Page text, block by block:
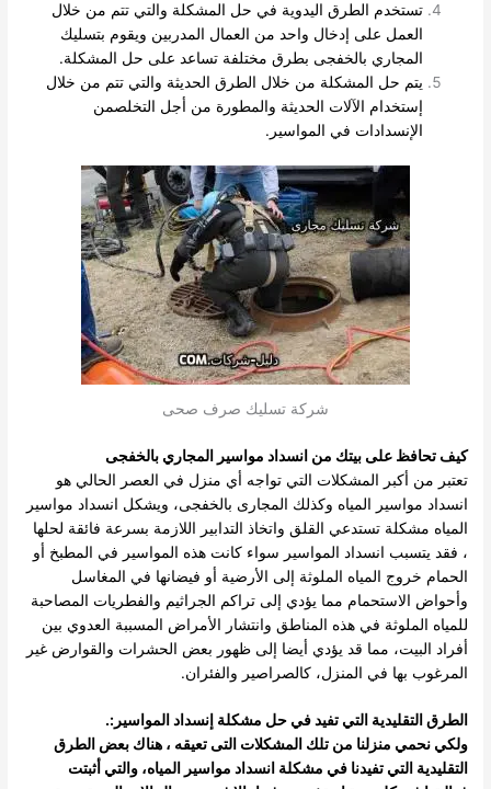
تستخدم الطرق اليدوية في حل المشكلة والتي تتم من خلال
العمل على إدخال واحد من العمال المدربين ويقوم بتسليك
المجاري بالخفجى بطرق مختلفة تساعد على حل المشكلة.
يتم حل المشكلة من خلال الطرق الحديثة والتي تتم من خلال
إستخدام الآلات الحديثة والمطورة من أجل التخلصمن
الإنسدادات في المواسير.
شركة تسليك صرف صحى
كيف تحافظ على بيتك من انسداد مواسير المجاري بالخفجى
تعتبر من أكبر المشكلات التي تواجه أي منزل في العصر الحالي هو
انسداد مواسير المياه وكذلك المجارى بالخفجى، ويشكل انسداد مواسير
المياه مشكلة تستدعي القلق واتخاذ التدابير اللازمة بسرعة فائقة لحلها
، فقد يتسبب انسداد المواسير سواء كانت هذه المواسير في المطبخ أو
الحمام خروج المياه الملوثة إلى الأرضية أو فيضانها في المغاسل
وأحواض الاستحمام مما يؤدي إلى تراكم الجراثيم والفطريات المصاحبة
للمياه الملوثة في هذه المناطق وانتشار الأمراض المسببة العدوي بين
أفراد البيت، مما قد يؤدي أيضا إلى ظهور بعض الحشرات والقوارض غير
المرغوب بها في المنزل، كالصراصير والفئران.
الطرق التقليدية التي تفيد في حل مشكلة إنسداد المواسير:.
ولكي نحمي منزلنا من تلك المشكلات التى تعيقه ، هناك بعض الطرق
التقليدية التي تفيدنا في مشكلة انسداد مواسير المياه، والتي أثبتت